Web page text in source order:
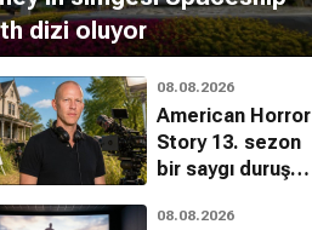
dizi oluyor
08.08.2026
American Horror
Story 13. sezon
bir saygı duruşu
08.08.2026